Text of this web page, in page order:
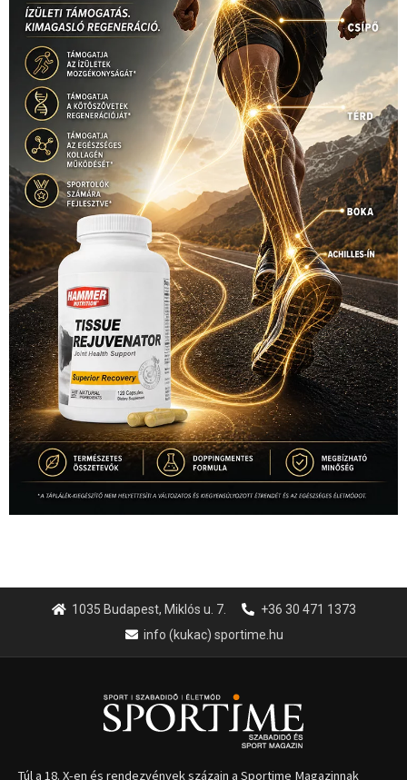
1035 Budapest, Miklós u. 7.
+36 30 471 1373
info (kukac) sportime.hu
Túl a 18. X-en és rendezvények százain a Sportime Magazinnak